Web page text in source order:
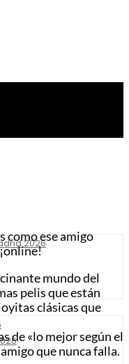
2026
como ese amigo
mundo del
pelis que están
clásicas que
de «lo mejor según el
que nunca falla.